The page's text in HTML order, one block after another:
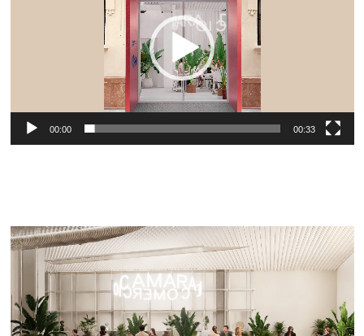
00:00 00:33